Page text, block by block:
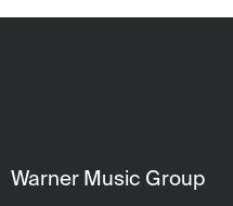
Warner Music Group